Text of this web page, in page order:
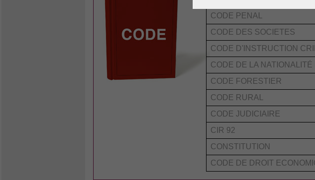
CODE PENAL
CODE DES SOCIETES
CODE D'INSTRUCTION
CODE DE LA NATIONALITÉ
CODE FORESTIER
CODE RURAL
CODE JUDICIAIRE
CIR 92
CONSTITUTION
CODE DE DROIT